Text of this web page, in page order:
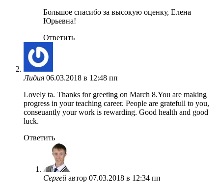
Большое спасибо за высокую оценку, Елена
Юрьевна!
Ответить
Лидия 06.03.2018 в 12:48 пп
Lovely ta. Thanks for greeting on March 8.You are making
progress in your teaching career. People are gratefull to you,
conseuantly your work is rewarding. Good health and good
luck.
Ответить
Сергей автор 07.03.2018 в 12:34 пп